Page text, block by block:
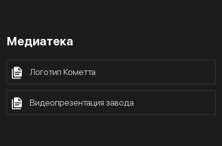
Медиатека
Логотип Кометта
Видеопрезентация завода